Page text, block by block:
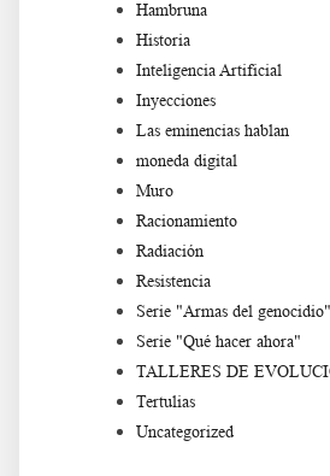
Hambruna
Historia
Inteligencia Artificial
Inyecciones
Las eminencias hablan
moneda digital
Muro
Racionamiento
Radiación
Resistencia
Serie "Armas del genocidio"
Serie "Qué hacer ahora"
TALLERES DE
Tertulias
Uncategorized